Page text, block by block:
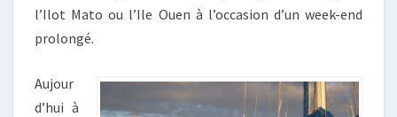
l’Ilot Mato ou l’Ile Ouen à l’occasion d’un week-end
prolongé.
Aujour
d’hui à